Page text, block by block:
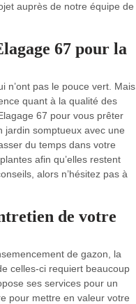
auprès de notre équipe de
67 pour la
n’ont pas le pouce vert. Mais
quant à la qualité des
67 pour vous prêter
jardin somptueux avec une
du temps dans votre
afin qu’elles restent
alors n’hésitez pas à
de votre
de gazon, la
celles-ci requiert beaucoup
ses services pour un
pour mettre en valeur votre